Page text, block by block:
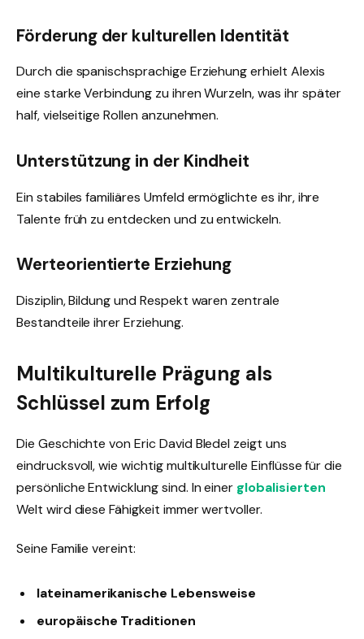
Förderung der kulturellen Identität
Durch die spanischsprachige Erziehung erhielt Alexis
eine starke Verbindung zu ihren Wurzeln, was ihr später
half, vielseitige Rollen anzunehmen.
Unterstützung in der Kindheit
Ein stabiles familiäres Umfeld ermöglichte es ihr, ihre
Talente früh zu entdecken und zu entwickeln.
Werteorientierte Erziehung
Disziplin, Bildung und Respekt waren zentrale
Bestandteile ihrer Erziehung.
Multikulturelle Prägung als
Schlüssel zum Erfolg
Die Geschichte von Eric David Bledel zeigt uns
eindrucksvoll, wie wichtig multikulturelle Einflüsse für die
persönliche Entwicklung sind. In einer globalisierten
Welt wird diese Fähigkeit immer wertvoller.
Seine Familie vereint:
lateinamerikanische Lebensweise
europäische Traditionen